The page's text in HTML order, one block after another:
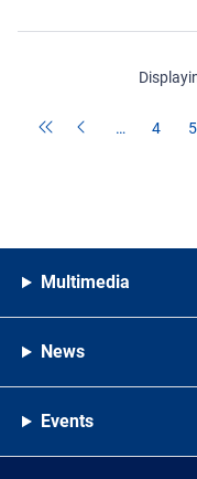
… 4 5
Multimedia
News
Events